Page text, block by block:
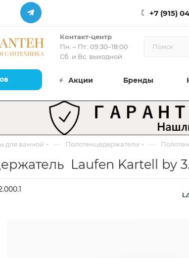
+7 (915)
Контакт-центр
Пн. – Пт.: 09:30–18:00
Сб. и Вс. выходной
Акции Бренды
для ванной — Полотенцедержатели —
Laufen Kartell by